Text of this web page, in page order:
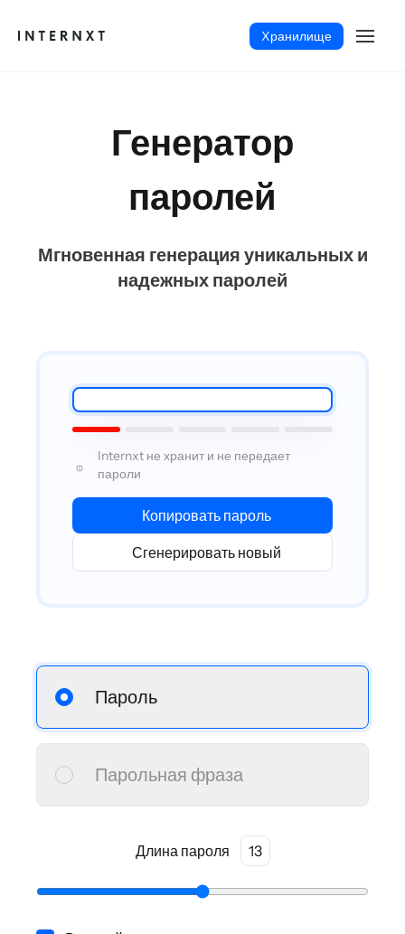
Xранилище
Генератор
паролей
Мгновенная генерация уникальных и
надежных паролей
Internxt не хранит и не передает
пароли
Копировать пароль
Сгенерировать новый
Пароль
Парольная фраза
Длина пароля 13